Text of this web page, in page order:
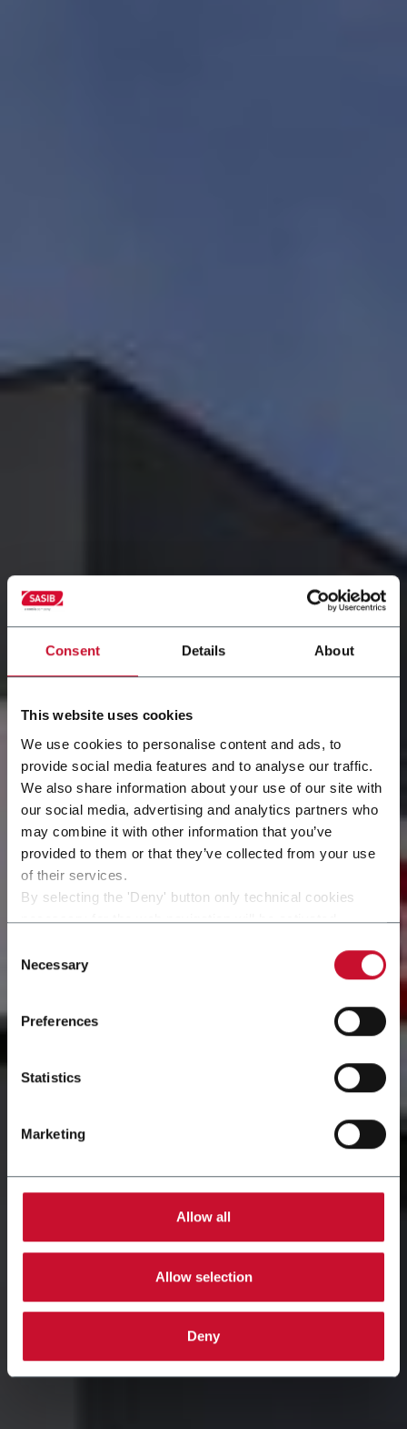
Consent Details About
This website uses cookies
We use cookies to personalise content and ads, to
provide social media features and to analyse our traffic.
We also share information about your use of our site with
our social media, advertising and analytics partners who
may combine it with other information that you’ve
provided to them or that they’ve collected from your use
of their services.
By selecting the 'Deny' button only technical cookies
necessary for the web navigation will be activated.
single categories of cookies to be activated.
Selection
Necessary
Preferences
Statistics
Marketing
Allow all
Allow selection
Deny
استجابة مخصصة حسب
الطلب